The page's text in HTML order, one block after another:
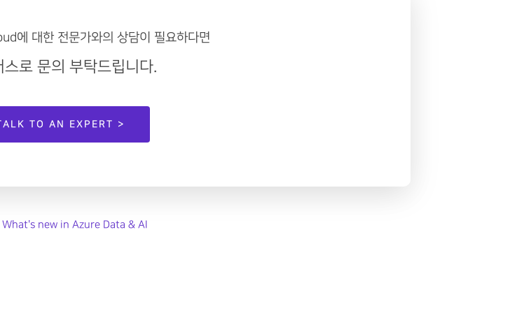
에 대한 전문가와의 상담이 필요하다면
스로 문의 부탁드립니다.
TO AN EXPERT >
What's new in Azure Data & AI